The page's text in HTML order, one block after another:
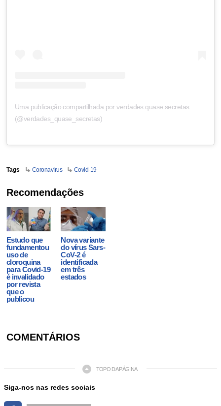
Uma publicação compartilhada por verdades quase secretas
(@verdades_quase_secretas)
Tags Coronavírus Covid-19
Recomendações
Estudo que
fundamentou
uso de
cloroquina
para Covid-19
é invalidado
por revista
que o
publicou
Nova variante
do vírus Sars-
CoV-2 é
identificada
em três
estados
COMENTÁRIOS
TOPO DA PÁGINA
Siga-nos nas redes sociais